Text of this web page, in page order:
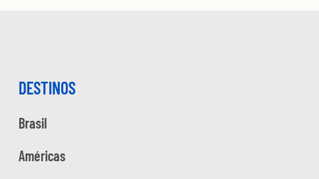
DESTINOS
Brasil
Américas